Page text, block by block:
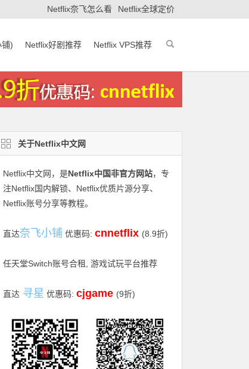
Netflix奈飞怎么看 Netflix全球定价
) Netflix好剧推荐 Netflix VPS推荐
关于Netflix中文网
Netflix中文网 ，是Netflix中国非官方网站，专
注Netflix国内解锁、Netflix优质片源分享、
Netflix账号分享等教程。
直达奈飞小铺 优惠码: cnnetflix (8.9折)
任天堂Switch账号合租, 游戏试玩平台推荐
直达寻星 优惠码: cjgame (9折)